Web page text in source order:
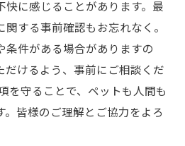
快に感じることがあります。最
する事前確認もお忘れなく。
条件がある場合がありますの
だけるよう、事前にご相談くだ
を守ることで、ペットも人間も
皆様のご理解とご協力をよろ